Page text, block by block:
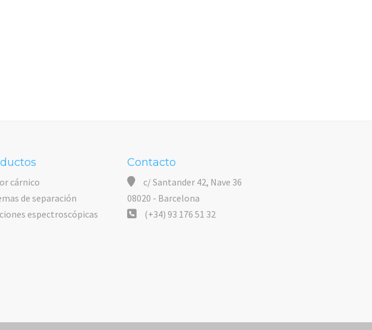
cárnico
de separación
espectroscópicas
Contacto
c/ Santander 42, Nave 36
08020 - Barcelona
(+34) 93 176 51 32